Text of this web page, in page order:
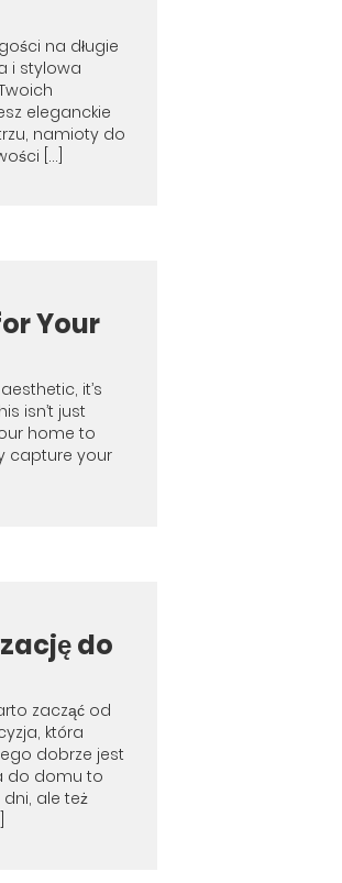
na długie
i stylowa
eleganckie
namioty do
[…]
Your
it’s
isn’t just
home to
capture your
do
zacząć od
która
dobrze jest
do domu to
ale też